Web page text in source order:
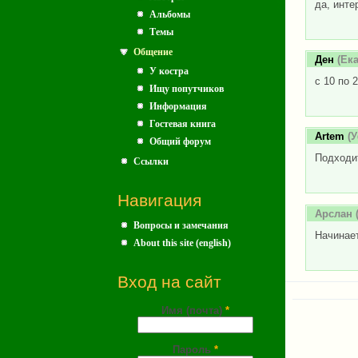
Альбомы
Темы
Общение
У костра
Ищу попутчиков
Информация
Гостевая книга
Общий форум
Ссылки
Навигация
Вопросы и замечания
About this site (english)
Вход на сайт
Имя (почта) *
Пароль *
да,
Ден
c 10 по
Artem
Арслан